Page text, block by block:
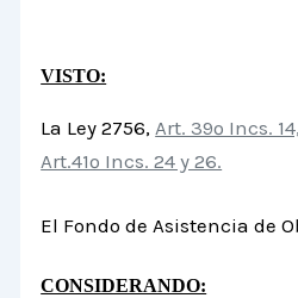
VISTO:
La Ley 2756,Art. 39º Incs.
Art.41º Incs. 24 y 26.
El Fondo de Asistencia de
CONSIDERANDO: